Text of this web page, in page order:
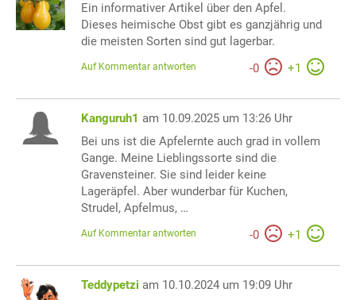
Ein informativer Artikel über den Apfel.
Dieses heimische Obst gibt es ganzjährig und
die meisten Sorten sind gut lagerbar.
-0 +1
Auf Kommentar antworten
Kanguruh1 am 10.09.2025 um 13:26 Uhr
Bei uns ist die Apfelernte auch grad in vollem
Gange. Meine Lieblingssorte sind die
Gravensteiner. Sie sind leider keine
Lageräpfel. Aber wunderbar für Kuchen,
Strudel, Apfelmus, …
-0 +1
Auf Kommentar antworten
Teddypetzi am 10.10.2024 um 19:09 Uhr